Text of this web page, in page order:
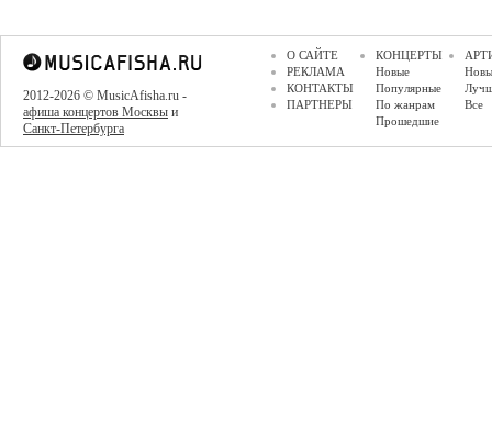
2012-2026 © MusicAfisha.ru -
афиша концертов Москвы и
Санкт-Петербурга
О САЙТЕ
РЕКЛАМА
КОНТАКТЫ
ПАРТНЕРЫ
КОНЦЕРТЫ
Новые
Популярные
По жанрам
Прошедшие
Все